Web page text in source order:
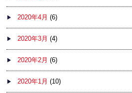
2020年4月 (6)
2020年3月 (4)
2020年2月 (6)
2020年1月 (10)